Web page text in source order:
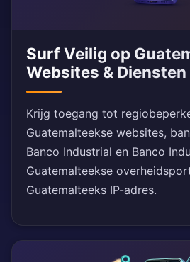
Surf Veilig op
Websites & Diensten
Krijg toegang tot
Guatemalteekse websites,
Banco Industrial en Banco
Guatemalteekse
Guatemalteeks IP-adres.